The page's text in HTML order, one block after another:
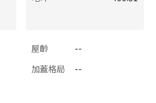
屋齡
--
加蓋格局
--